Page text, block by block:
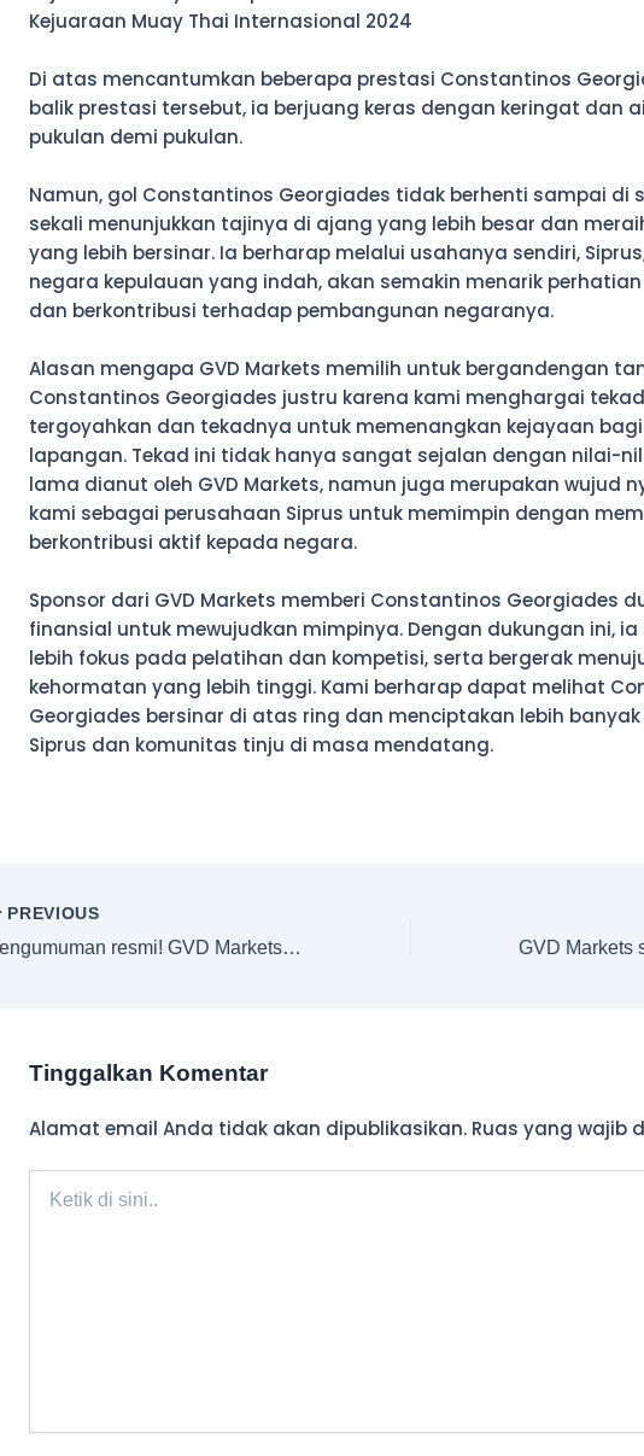
Kejuaraan Muay Thai Internasional 2024
Di atas mencantumkan beberapa prestasi Constantinos
balik prestasi tersebut, ia berjuang keras dengan keringat dan
pukulan demi pukulan.
Namun, gol Constantinos Georgiades tidak berhenti sampai di
sekali menunjukkan tajinya di ajang yang lebih besar dan
yang lebih bersinar. Ia berharap melalui usahanya sendiri,
negara kepulauan yang indah, akan semakin menarik
dan berkontribusi terhadap pembangunan negaranya.
Alasan mengapa GVD Markets memilih untuk bergandengan
Constantinos Georgiades justru karena kami menghargai
tergoyahkan dan tekadnya untuk memenangkan kejayaan
lapangan. Tekad ini tidak hanya sangat sejalan dengan nilai-
lama dianut oleh GVD Markets, namun juga merupakan wujud
kami sebagai perusahaan Siprus untuk memimpin dengan
berkontribusi aktif kepada negara.
Sponsor dari GVD Markets memberi Constantinos Georgiades
finansial untuk mewujudkan mimpinya. Dengan dukungan ini,
lebih fokus pada pelatihan dan kompetisi, serta bergerak
kehormatan yang lebih tinggi. Kami berharap dapat melihat
Georgiades bersinar di atas ring dan menciptakan lebih
Siprus dan komunitas tinju di masa mendatang.
PREVIOUS
Pengumuman resmi! GVD Markets dan Milan Trajkovic telah resmi menjalin kemitraan!
Tinggalkan Komentar
Alamat email Anda tidak akan dipublikasikan. Ruas yang wajib